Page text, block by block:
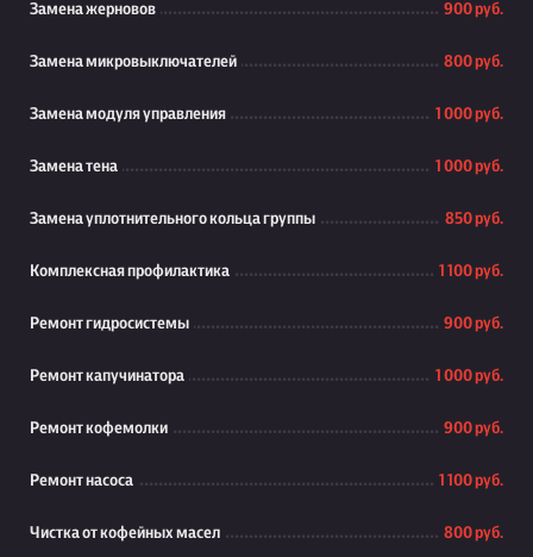
Замена жерновов 900 руб.
Замена микровыключателей 800 руб.
Замена модуля управления 1 000 руб.
Замена тена 1 000 руб.
Замена уплотнительного кольца группы 850 руб.
Комплексная профилактика 1 100 руб.
Ремонт гидросистемы 900 руб.
Ремонт капучинатора 1 000 руб.
Ремонт кофемолки 900 руб.
Ремонт насоса 1 100 руб.
Чистка от кофейных масел 800 руб.